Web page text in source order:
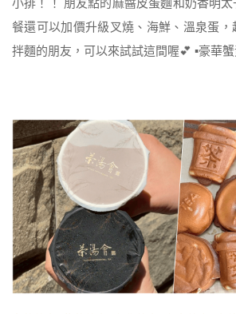
餐還可以加價升級叉燒、海鮮、溫泉蛋
拌麵的朋友，可以來試試這間喔💕 ▪️豪華